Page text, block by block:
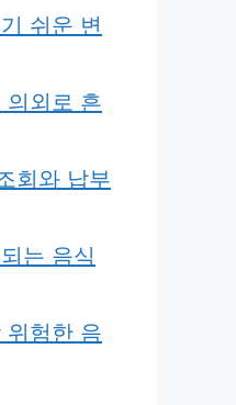
쉬운 변
의외로 흔
회와 납부
는 음식
위험한 음